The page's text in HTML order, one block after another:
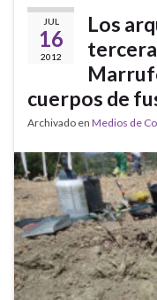
JUL
16
2012
Los
cuerpos de
Archivado en Medios de